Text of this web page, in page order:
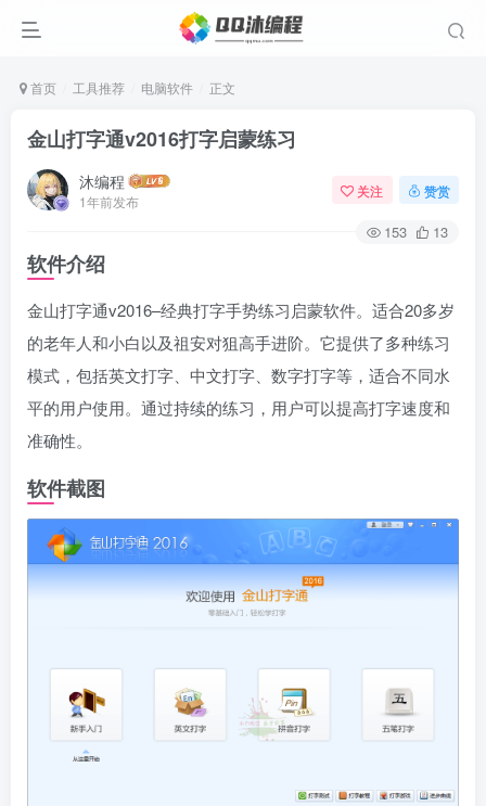
首页 工具推荐 电脑软件 正文
金山打字通v2016打字启蒙练习
沐编程
1年前发布
关注 赞赏
153 13
软件介绍
金山打字通v2016–经典打字手势练习启蒙软件。适合20多岁
的老年人和小白以及祖安对狙高手进阶。它提供了多种练习
模式，包括英文打字、中文打字、数字打字等，适合不同水
平的用户使用。通过持续的练习，用户可以提高打字速度和
准确性。
软件截图